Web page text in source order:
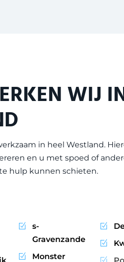
WIJ
in heel Westland.
en u met spoed of
hulp kunnen schieten.
s-
Gravenzande
Monster